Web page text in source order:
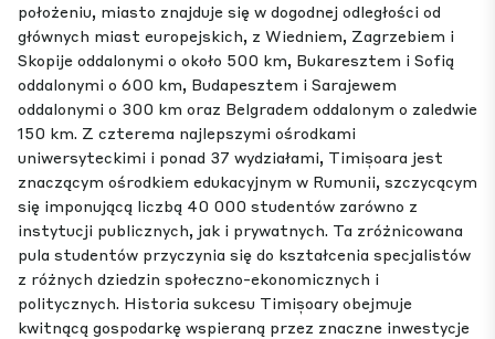
położeniu, miasto znajduje się w dogodnej odległości od
głównych miast europejskich, z Wiedniem, Zagrzebiem i
Skopije oddalonymi o około 500 km, Bukaresztem i Sofią
oddalonymi o 600 km, Budapesztem i Sarajewem
oddalonymi o 300 km oraz Belgradem oddalonym o zaledwie
150 km. Z czterema najlepszymi ośrodkami
uniwersyteckimi i ponad 37 wydziałami, Timișoara jest
znaczącym ośrodkiem edukacyjnym w Rumunii, szczycącym
się imponującą liczbą 40 000 studentów zarówno z
instytucji publicznych, jak i prywatnych. Ta zróżnicowana
pula studentów przyczynia się do kształcenia specjalistów
z różnych dziedzin społeczno-ekonomicznych i
politycznych. Historia sukcesu Timișoary obejmuje
kwitnącą gospodarkę wspieraną przez znaczne inwestycje